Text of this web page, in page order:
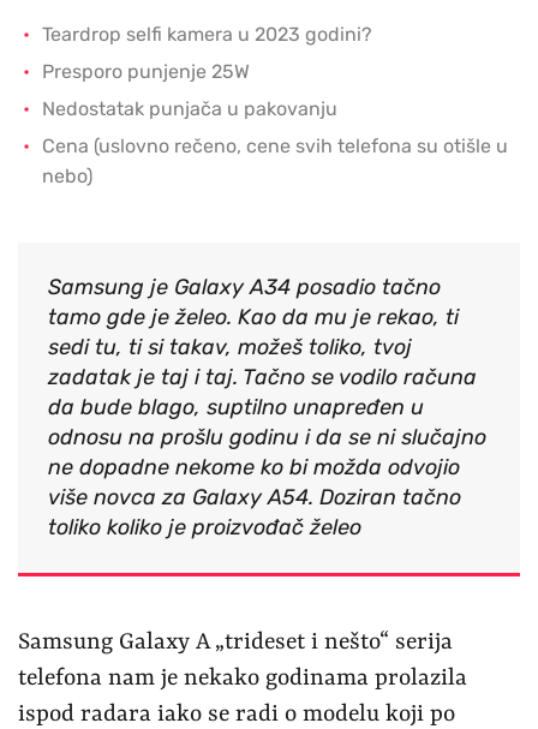
Teardrop selfi kamera u 2023 godini?
Presporo punjenje 25W
Nedostatak punjača u pakovanju
Cena (uslovno rečeno, cene svih telefona su otišle u
nebo)
Samsung je Galaxy A34 posadio tačno
tamo gde je želeo. Kao da mu je rekao, ti
sedi tu, ti si takav, možeš toliko, tvoj
zadatak je taj i taj. Tačno se vodilo računa
da bude blago, suptilno unapređen u
odnosu na prošlu godinu i da se ni slučajno
ne dopadne nekome ko bi možda odvojio
više novca za Galaxy A54. Doziran tačno
toliko koliko je proizvođač želeo
Samsung Galaxy A „trideset i nešto“ serija
telefona nam je nekako godinama prolazila
ispod radara iako se radi o modelu koji po